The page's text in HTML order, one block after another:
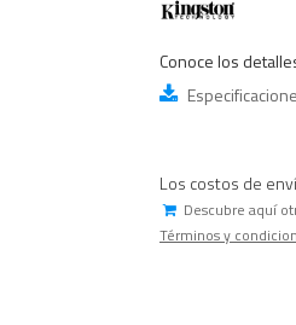
Conoce los
Los costos de
Descubre aquí
Términos y